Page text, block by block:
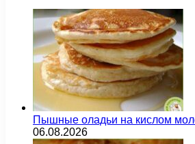
Пышные оладьи на кислом
06.08.2026